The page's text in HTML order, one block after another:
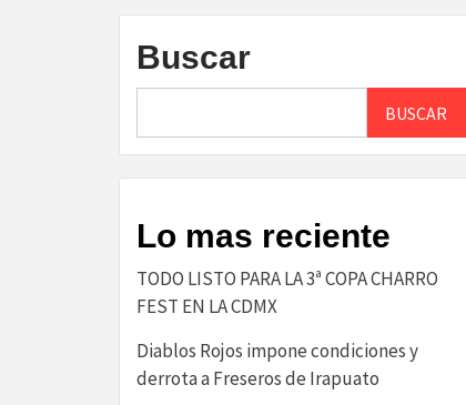
Buscar
BUSCAR
Lo mas reciente
TODO LISTO PARA LA 3ª COPA CHARRO
FEST EN LA CDMX
Diablos Rojos impone condiciones y
derrota a Freseros de Irapuato